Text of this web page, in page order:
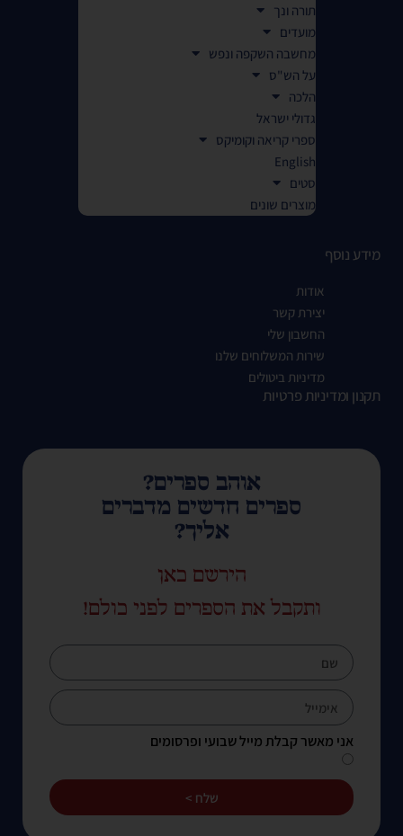
תורה ונך
מועדים
מחשבה השקפה ונפש
על הש"ס
הלכה
גדולי ישראל
ספרי קריאה וקומיקס
English
סטים
מוצרים שונים
מידע נוסף
אודות
יצירת קשר
החשבון שלי
שירות המשלוחים שלנו
מדיניות ביטולים
תקנון ומדיניות פרטיות
אוהב ספרים?
ספרים חדשים מדברים
אליך?
הירשם כאן
ותקבל את הספרים לפני כולם!
אני מאשר קבלת מייל שבועי ופרסומים
שלח >